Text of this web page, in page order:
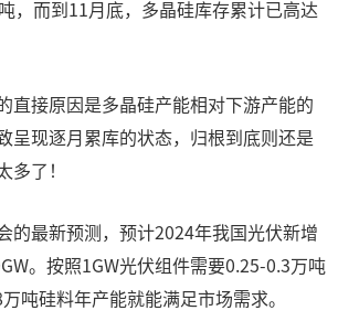
，而到11月底，多晶硅库存累计已高达
直接原因是多晶硅产能相对下游产能的
呈现逐月累库的状态，归根到底则还是
了！
的最新预测，预计2024年我国光伏新增
。按照1GW光伏组件需要0.25-0.3万吨
吨硅料年产能就能满足市场需求。